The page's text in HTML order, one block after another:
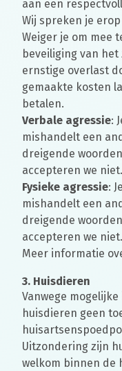
aan een
Wij spreken je
Weiger je om mee
beveiliging van
ernstige overlast
gemaakte kosten
betalen.
Verbale agressie:
mishandelt een
dreigende
accepteren we niet.
Fysieke agressie:
mishandelt een
dreigende
accepteren we niet.
Meer informatie
3. Huisdieren
Vanwege
huisdieren geen
Uitzondering zijn
welkom binnen de